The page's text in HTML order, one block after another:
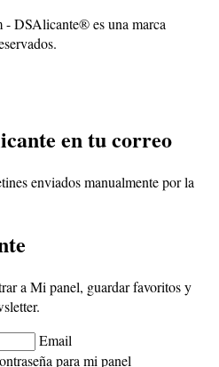
DSAlicante® es una marca
en tu correo
enviados manualmente por la
a Mi panel, guardar favoritos y
Email
para mi panel